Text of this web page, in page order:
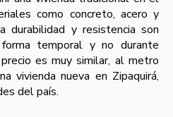
como concreto, acero y
durabilidad y resistencia son
temporal y no durante
es muy similar, al metro
vivienda nueva en Zipaquirá,
del paí­s.